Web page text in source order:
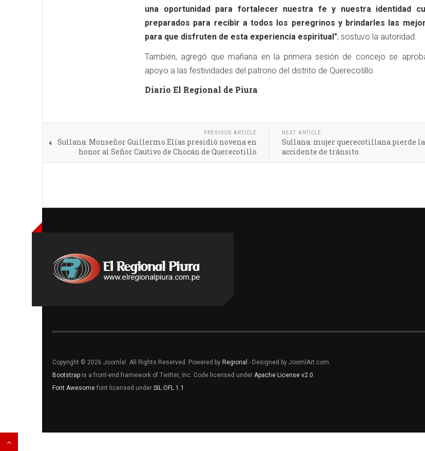
una oportunidad para fortalecer nuestra fe y nuestra identidad
preparados para recibir a todos los peregrinos y brindarles las
para que disfruten de esta experiencia espiritual", sostuvo la autoridad.
También, agregó que mañana en la primera sesión de concejo se
apoyo a las festividades del patrono del distrito de Querecotillo.
Diario El Regional de Piura
PREVIOUS ARTICLE
Sullana: Monseñor Guillermo Elías presidió novena en
honor al Señor Cautivo de Chocán de Querecotillo
NEXT ARTICLE
Sullana: mujer querecotillana pierde
accidente de tránsito
Copyright © 2026 Joomla!. All Rights Reserved. Powered by Regional - Designed by JoomlArt.com.
Bootstrap is a front-end framework of Twitter, Inc. Code licensed under Apache License v2.0
Font Awesome font licensed under SIL OFL 1.1